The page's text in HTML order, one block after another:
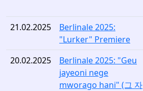
21.02.2025
Berlinale 2025:
"Lurker" Premiere
20.02.2025
Berlinale 2025: "Geu
jayeoni nege
mworago hani" (그 자